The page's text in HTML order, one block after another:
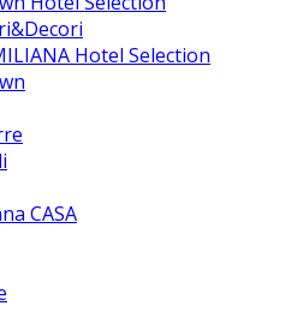
Hotel Selection
CASA